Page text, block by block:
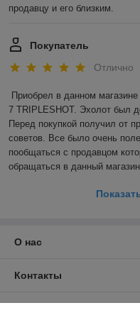
продавцу и его близким.
Покупатель
Отлично
Приобрел в данном
7 TRIPLESHOT. Эхолот был
Перед покупкой получил от
советов. Все было очень
пообщаться с продавцом
обращаться в данный
О нас
Контакты